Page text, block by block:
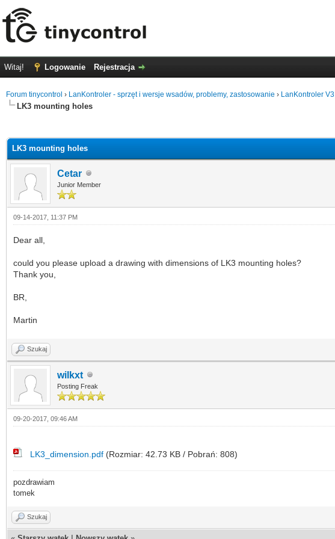
Witaj! Logowanie Rejestracja
Forum tinycontrol › LanKontroler - sprzęt i wersje wsadów, problemy, zastosowanie › LanKontroler V3
LK3 mounting holes
LK3 mounting holes
Cetar
Junior Member
09-14-2017, 11:37 PM
Dear all,
could you please upload a drawing with dimensions of LK3 mounting holes?
Thank you,
BR,
Martin
Szukaj
wilkxt
Posting Freak
09-20-2017, 09:46 AM
LK3_dimension.pdf (Rozmiar: 42.73 KB / Pobrań: 808)
pozdrawiam
tomek
Szukaj